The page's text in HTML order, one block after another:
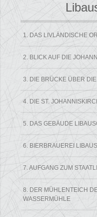
1. DAS LIVLÄNDISCHE
2. BLICK AUF DIE
3. DIE BRÜCKE ÜBER
4. DIE ST.
5. DAS GEBÄUDE
6. BIERBRAUEREI
7. AUFGANG ZUM
8. DER MÜHLENTEICH
WASSERMÜHLE